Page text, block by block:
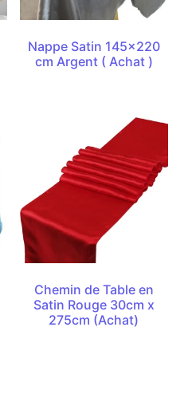
Nappe Satin 145×220
cm Argent ( Achat )
Chemin de Table en
Satin Rouge 30cm x
275cm (Achat)